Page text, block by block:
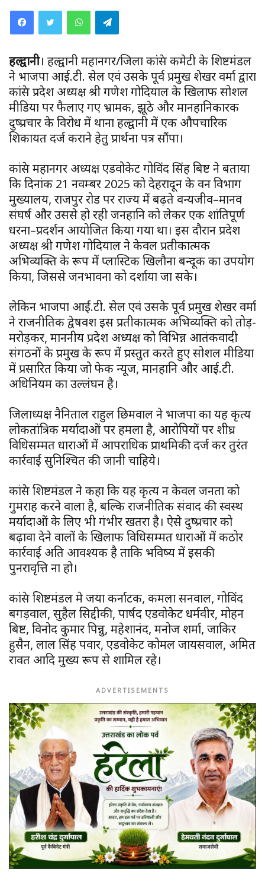
WhatsAppTelegram
हल्द्वानी। हल्द्वानी महानगर/जिला कांग्रेस कमेटी के शिष्टमंडल
ने भाजपा आई.टी. सेल एवं उसके पूर्व प्रमुख शेखर वर्मा द्वारा
कांग्रेस प्रदेश अध्यक्ष श्री गणेश गोदियाल के खिलाफ सोशल
मीडिया पर फैलाए गए भ्रामक, झूठे और मानहानिकारक
दुष्प्रचार के विरोध में थाना हल्द्वानी में एक औपचारिक
शिकायत दर्ज कराने हेतु प्रार्थना पत्र सौंपा।
कांग्रेस महानगर अध्यक्ष एडवोकेट गोविंद सिंह बिष्ट ने बताया
कि दिनांक 21 नवम्बर 2025 को देहरादून के वन विभाग
मुख्यालय, राजपुर रोड पर राज्य में बढ़ते वन्यजीव–मानव
संघर्ष और उससे हो रही जनहानि को लेकर एक शांतिपूर्ण
धरना–प्रदर्शन आयोजित किया गया था। इस दौरान प्रदेश
अध्यक्ष श्री गणेश गोदियाल ने केवल प्रतीकात्मक
अभिव्यक्ति के रूप में प्लास्टिक खिलौना बन्दूक का उपयोग
किया, जिससे जनभावना को दर्शाया जा सके।
लेकिन भाजपा आई.टी. सेल एवं उसके पूर्व प्रमुख शेखर वर्मा
ने राजनीतिक द्वेषवश इस प्रतीकात्मक अभिव्यक्ति को तोड़-
मरोड़कर, माननीय प्रदेश अध्यक्ष को विभिन्न आतंकवादी
संगठनों के प्रमुख के रूप में प्रस्तुत करते हुए सोशल मीडिया
में प्रसारित किया जो फेक न्यूज, मानहानि और आई.टी.
अधिनियम का उल्लंघन है।
जिलाध्यक्ष नैनिताल राहुल छिमवाल ने भाजपा का यह कृत्य
लोकतांत्रिक मर्यादाओं पर हमला है, आरोपियों पर शीघ्र
विधिसम्मत धाराओं में आपराधिक प्राथमिकी दर्ज कर तुरंत
कार्रवाई सुनिश्चित की जानी चाहिये।
कांग्रेस शिष्टमंडल ने कहा कि यह कृत्य न केवल जनता को
गुमराह करने वाला है, बल्कि राजनीतिक संवाद की स्वस्थ
मर्यादाओं के लिए भी गंभीर खतरा है। ऐसे दुष्प्रचार को
बढ़ावा देने वालों के खिलाफ विधिसम्मत धाराओं में कठोर
कार्रवाई अति आवश्यक है ताकि भविष्य में इसकी
पुनरावृत्ति ना हो।
कांग्रेस शिष्टमंडल मे जया कर्नाटक, कमला सनवाल, गोविंद
बगड़वाल, सुहैल सिद्दीकी, पार्षद एडवोकेट धर्मवीर, मोहन
बिष्ट, विनोद कुमार पिन्नु, महेशानंद, मनोज शर्मा, जाकिर
हुसैन, लाल सिंह पवार, एडवोकेट कोमल जायसवाल, अमित
रावत आदि मुख्य रूप से शामिल रहे।
ADVERTISEMENTS